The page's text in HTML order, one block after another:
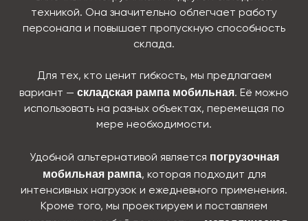
техникой. Она значительно облегчает работу
персонала и повышает пропускную способность
склада.
Для тех, кто ценит гибкость, мы предлагаем
вариант — складская рампа мобильная. Её можно
использовать на разных объектах, перемещая по
мере необходимости.
Удобной альтернативой является погрузочная
мобильная рампа, которая подходит для
интенсивных нагрузок и ежедневного применения.
Кроме того, мы проектируем и поставляем